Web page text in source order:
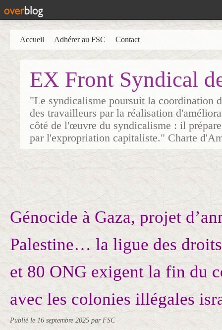
EX Front Syndical
"Le syndicalisme poursuit la coordination
des travailleurs par la réalisation
côté de l'œuvre du syndicalisme : il
par l'expropriation capitaliste." Charte
Accueil Adhérer au FSC Contact
Génocide à Gaza, projet
Palestine… la ligue des
et 80 ONG exigent la fin du
avec les colonies illégales
Publié le 16 septembre 2025 par FSC